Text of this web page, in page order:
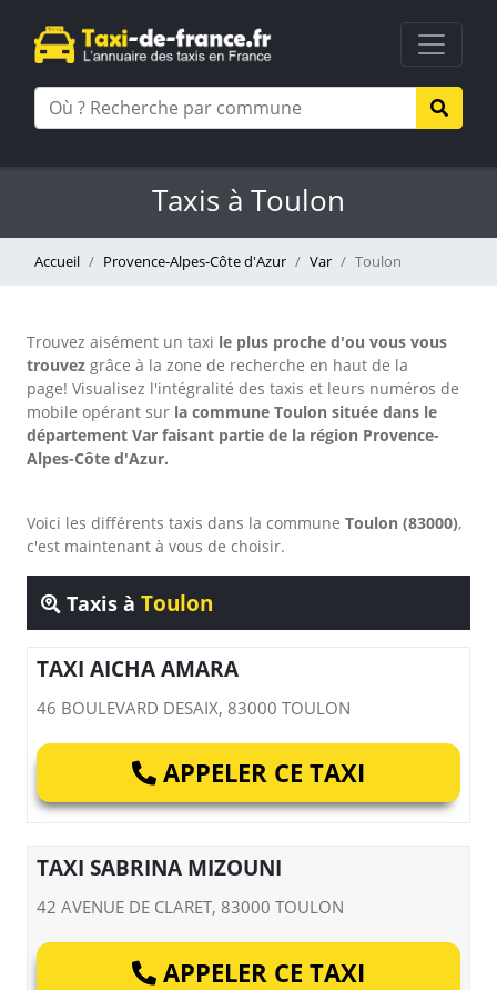
Taxis à Toulon
Accueil Provence-Alpes-Côte d'Azur Var Toulon
Trouvez aisément un taxi le plus proche d'ou vous vous
trouvez grâce à la zone de recherche en haut de la
page! Visualisez l'intégralité des taxis et leurs numéros de
mobile opérant sur la commune Toulon située dans le
département Var faisant partie de la région Provence-
Alpes-Côte d'Azur.
Voici les différents taxis dans la commune Toulon (83000),
c'est maintenant à vous de choisir.
Taxis à Toulon
TAXI AICHA AMARA
46 BOULEVARD DESAIX, 83000 TOULON
APPELER CE TAXI
TAXI SABRINA MIZOUNI
42 AVENUE DE CLARET, 83000 TOULON
APPELER CE TAXI